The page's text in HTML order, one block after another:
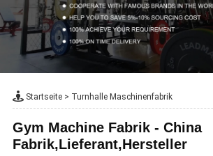
Startseite> Turnhalle Maschinenfabrik
Gym Machine Fabrik - China
Fabrik,Lieferant,Hersteller